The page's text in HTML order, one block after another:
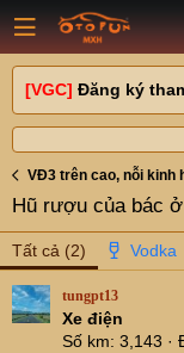
[VGC] Đăng ký
VĐ3 trên cao, nỗi kinh
Hũ rượu của bác
Tất cả (2)
tungpt13
Xe điện
Số km 3,143